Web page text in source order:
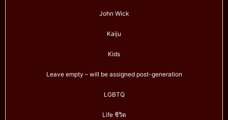
John Wick
Kaiju
Kids
Leave empty – will be assigned post-generation
LGBTQ
Life ชีวิต